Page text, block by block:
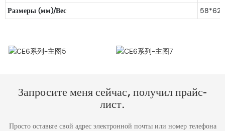
Размеры (мм)/Вес
Запросите меня сейчас, получил прайс-
лист.
Просто оставьте свой адрес электронной почты или номер телефона